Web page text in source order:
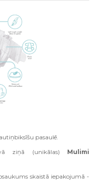
pasaulē.
ziņā (unikālas) Mulimi
skaistā iepakojumā -